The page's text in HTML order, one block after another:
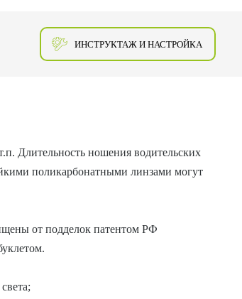
ИНСТРУКТАЖ И НАСТРОЙКА
Длительность ношения водительских
поликарбонатными линзами могут
от подделок патентом РФ